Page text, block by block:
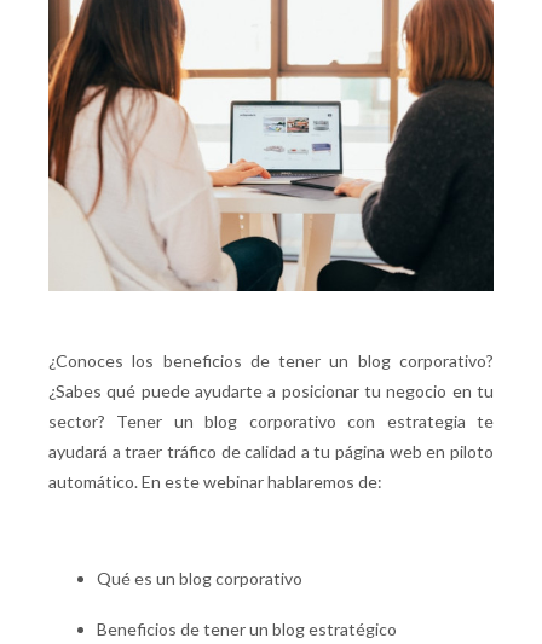
¿Conoces los beneficios de tener un blog corporativo?
¿Sabes qué puede ayudarte a posicionar tu negocio en tu
sector? Tener un blog corporativo con estrategia te
ayudará a traer tráfico de calidad a tu página web en piloto
automático. En este webinar hablaremos de:
Qué es un blog corporativo
Beneficios de tener un blog estratégico